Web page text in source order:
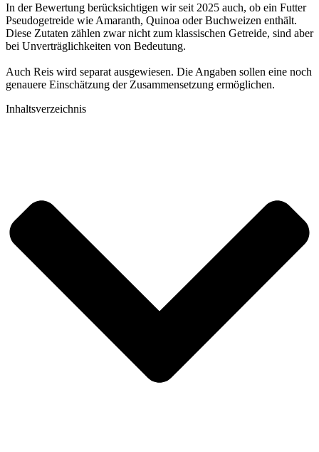
In der Bewertung berücksichtigen wir seit 2025 auch, ob ein Futter
Pseudogetreide wie Amaranth, Quinoa oder Buchweizen enthält.
Diese Zutaten zählen zwar nicht zum klassischen Getreide, sind aber
bei Unverträglichkeiten von Bedeutung.
Auch Reis wird separat ausgewiesen. Die Angaben sollen eine noch
genauere Einschätzung der Zusammensetzung ermöglichen.
Inhaltsverzeichnis​